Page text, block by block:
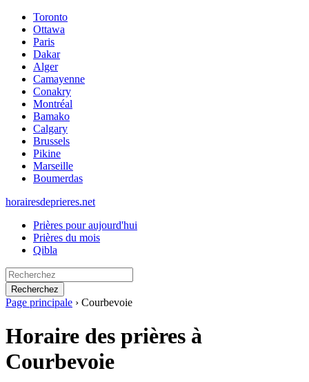
Toronto
Ottawa
Paris
Dakar
Alger
Camayenne
Conakry
Montréal
Bamako
Calgary
Brussels
Pikine
Marseille
Boumerdas
horairesdeprieres.net
Prières pour aujourd'hui
Prières du mois
Qibla
Recherchez
Page principale › Courbevoie
Horaire des prières à
Courbevoie